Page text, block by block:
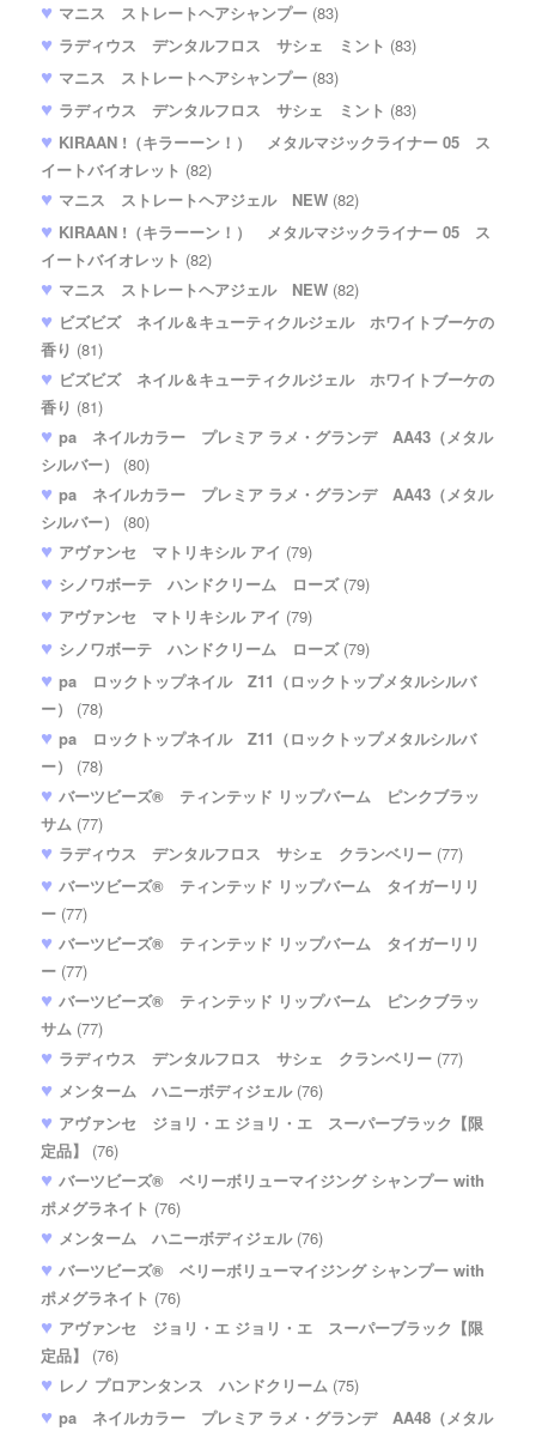
マニス ストレートヘアシャンプー (83)
ラディウス デンタルフロス サシェ ミント (83)
マニス ストレートヘアシャンプー (83)
ラディウス デンタルフロス サシェ ミント (83)
KIRAAN !（キラーーン！） メタルマジックライナー 05 ス
イートバイオレット (82)
マニス ストレートヘアジェル NEW (82)
KIRAAN !（キラーーン！） メタルマジックライナー 05 ス
イートバイオレット (82)
マニス ストレートヘアジェル NEW (82)
ビズビズ ネイル＆キューティクルジェル ホワイトブーケの
香り (81)
ビズビズ ネイル＆キューティクルジェル ホワイトブーケの
香り (81)
pa ネイルカラー プレミア ラメ・グランデ AA43（メタル
シルバー）
(80)
pa ネイルカラー プレミア ラメ・グランデ AA43（メタル
シルバー）
(80)
アヴァンセ マトリキシル アイ (79)
シノワボーテ ハンドクリーム ローズ(79)
アヴァンセ マトリキシル アイ (79)
シノワボーテ ハンドクリーム ローズ(79)
pa ロックトップネイル Z11（ロックトップメタルシルバ
ー）
(78)
pa ロックトップネイル Z11（ロックトップメタルシルバ
ー）
(78)
バーツビーズ® ティンテッド リップバーム ピンクブラッ
サム (77)
ラディウス デンタルフロス サシェ クランベリー (77)
バーツビーズ® ティンテッド リップバーム タイガーリリ
ー (77)
バーツビーズ® ティンテッド リップバーム タイガーリリ
ー (77)
バーツビーズ® ティンテッド リップバーム ピンクブラッ
サム (77)
ラディウス デンタルフロス サシェ クランベリー (77)
メンターム ハニーボディジェル(76)
アヴァンセ ジョリ・エ ジョリ・エ スーパーブラック【限
定品】
(76)
バーツビーズ® ベリーボリューマイジング シャンプー with
ポメグラネイト (76)
メンターム ハニーボディジェル(76)
バーツビーズ® ベリーボリューマイジング シャンプー with
ポメグラネイト (76)
アヴァンセ ジョリ・エ ジョリ・エ スーパーブラック【限
定品】
(76)
レノ プロアンタンス ハンドクリーム (75)
pa ネイルカラー プレミア ラメ・グランデ AA48（メタル